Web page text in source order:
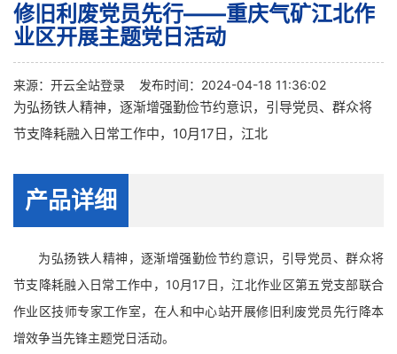
修旧利废党员先行——重庆气矿江北作
业区开展主题党日活动
来源： 开云全站登录 发布时间：2024-04-18 11:36:02
为弘扬铁人精神，逐渐增强勤俭节约意识，引导党员、群众将
节支降耗融入日常工作中，10月17日，江北
产品详细
为弘扬铁人精神，逐渐增强勤俭节约意识，引导党员、群众将
节支降耗融入日常工作中，10月17日，江北作业区第五党支部联合
作业区技师专家工作室，在人和中心站开展修旧利废党员先行降本
增效争当先锋主题党日活动。